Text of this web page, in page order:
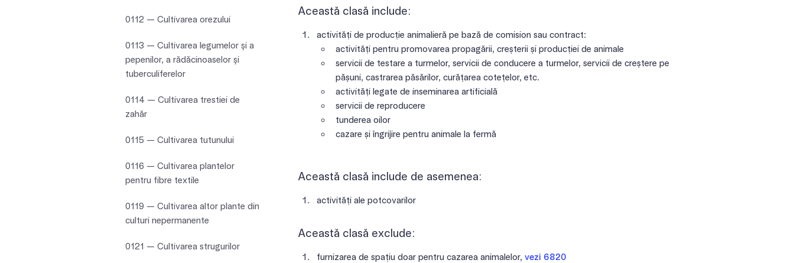
0112 — Cultivarea orezului
0113 — Cultivarea legumelor şi a
pepenilor, a rădăcinoaselor şi
tuberculiferelor
0114 — Cultivarea trestiei de
zahăr
0115 — Cultivarea tutunului
0116 — Cultivarea plantelor
pentru fibre textile
0119 — Cultivarea altor plante din
culturi nepermanente
0121 — Cultivarea strugurilor
Această clasă include:
activități de producție animalieră pe bază de comision sau contract:
activități pentru promovarea propagării, creșterii și producției de animale
servicii de testare a turmelor, servicii de conducere a turmelor, servicii de creștere pe
pășuni, castrarea păsărilor, curățarea cotețelor, etc.
activități legate de inseminarea artificială
servicii de reproducere
tunderea oilor
cazare și îngrijire pentru animale la fermă
Această clasă include de asemenea:
activități ale potcovarilor
Această clasă exclude:
furnizarea de spațiu doar pentru cazarea animalelor, vezi 6820